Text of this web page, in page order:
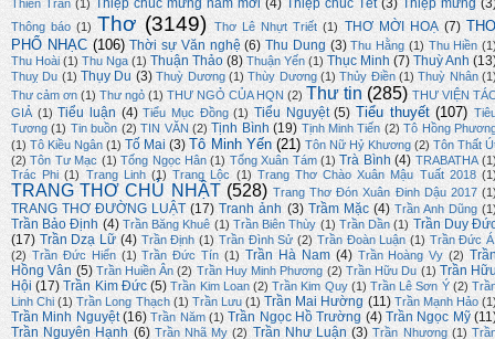
Thiên Trần (1) Thiệp chúc mừng năm mới (4) Thiệp chúc Tết (3) Thiệp mừng
Thông báo (1) Thơ (3149) Thơ Lê Nhựt Triết (1) THƠ MỜI HOẠ (7)
PHỔ NHẠC (106) Thời sự Văn nghệ (6) Thu Dung (3) Thu Hằng (1) Thu Hiền
Thu Hoài (1) Thu Nga (1) Thuận Thảo (8) Thuận Yến (1) Thục Minh (7) Thuỳ Anh
Thuỵ Du (1) Thụy Du (3) Thuỳ Dương (1) Thùy Dương (1) Thủy Điền (1) Thuỳ Nhân
Thư cảm ơn (1) Thư ngỏ (1) THƯ NGỎ CỦA HQN (2) Thư tin (285) THƯ VIỆN
GIẢ (1) Tiểu luận (4) Tiểu Mục Đồng (1) Tiểu Nguyệt (5) Tiểu thuyết (107)
Tương (1) Tin buồn (2) TIN VĂN (2) Tịnh Bình (19) Tịnh Minh Tiến (2) Tô Hồng
(1) Tô Kiều Ngân (1) Tố Mai (3) Tô Minh Yến (21) Tôn Nữ Hỷ Khương (2) Tôn Thất
(2) Tôn Tư Mạc (1) Tống Ngọc Hân (1) Tống Xuân Tám (1) Trà Bình (4) TRABATHA
Trác Phi (1) Trang Linh (1) Trang Lộc (1) Trang Thơ Chào Xuân Mậu Tuất 2018
TRANG THƠ CHỦ NHẬT (528) Trang Thơ Đón Xuân Đinh Dậu 2017
TRANG THƠ ĐƯỜNG LUẬT (17) Tranh ảnh (3) Trầm Mặc (4) Trần Anh Dũng
Trần Bảo Định (4) Trần Băng Khuê (1) Trần Biên Thùy (1) Trần Dần (1) Trần Duy
(17) Trần Dzạ Lữ (4) Trần Định (1) Trần Đình Sử (2) Trần Đoàn Luận (1) Trần Đức
(2) Trần Đức Hiển (1) Trần Đức Tín (1) Trần Hà Nam (4) Trần Hoàng Vy (2)
Hồng Vân (5) Trần Huiền Ân (2) Trần Huy Minh Phương (2) Trần Hữu Du (1) Trần
Hội (17) Trần Kim Đức (5) Trần Kim Loan (2) Trần Kim Quy (1) Trần Lê Sơn Ý (2)
Linh Chi (1) Trần Long Thạch (1) Trần Lưu (1) Trần Mai Hường (11) Trần Mạnh Hảo
Trần Minh Nguyệt (16) Trần Năm (1) Trần Ngọc Hồ Trường (4) Trần Ngọc Mỹ
Trần Nguyên Hạnh (6) Trần Nhã My (2) Trần Như Luận (3) Trần Nhương (1)